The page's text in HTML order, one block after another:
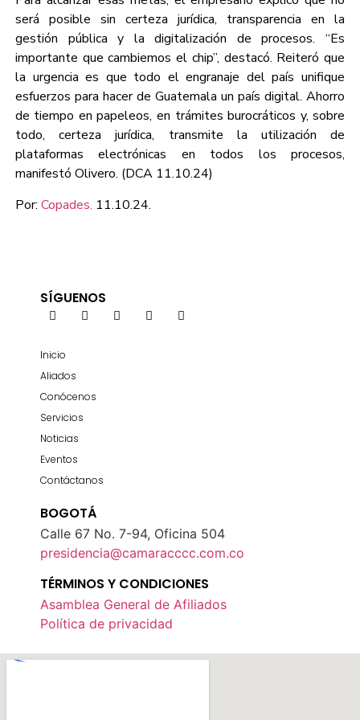
será posible sin certeza jurídica, transparencia en la
gestión pública y la digitalización de procesos. “Es
importante que cambiemos el chip”, destacó. Reiteró que
la urgencia es que todo el engranaje del país unifique
esfuerzos para hacer de Guatemala un país digital. Ahorro
de tiempo en papeleos, en trámites burocráticos y, sobre
todo, certeza jurídica, transmite la utilización de
plataformas electrónicas en todos los procesos,
manifestó Olivero. (DCA 11.10.24)
Por: Copades. 11.10.24.
SÍGUENOS
Inicio
Aliados
Conócenos
Servicios
Noticias
Eventos
Contáctanos
BOGOTÁ
Calle 67 No. 7-94, Oficina 504
presidencia@camaracccc.com.co
TÉRMINOS Y CONDICIONES
Asamblea General de Afiliados
Política de privacidad